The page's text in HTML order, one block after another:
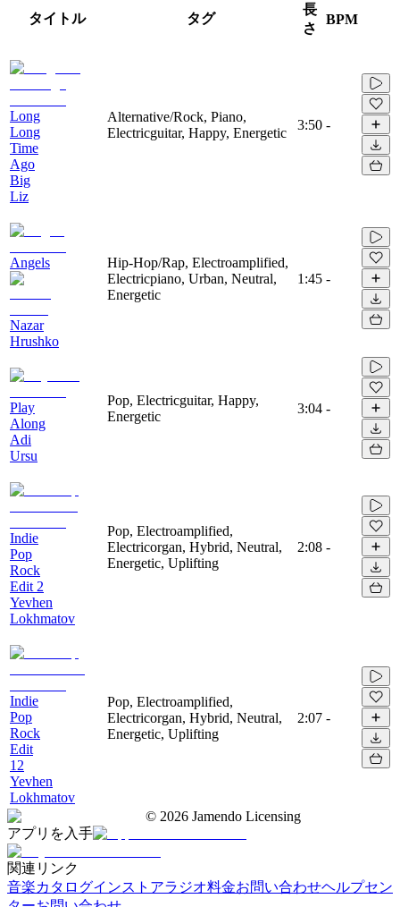
タイトル タグ
長
さ
BPM
Long
Long
Time
Ago
Big
Liz
Alternative/Rock, Piano,
Electricguitar, Happy, Energetic
3:50 -
Angels
Nazar
Hrushko
Hip-Hop/Rap, Electroamplified,
Electricpiano, Urban, Neutral,
Energetic
1:45 -
Play
Along
Adi
Ursu
Pop, Electricguitar, Happy,
Energetic
3:04 -
Indie
Pop
Rock
Edit 2
Yevhen
Lokhmatov
Pop, Electroamplified,
Electricorgan, Hybrid, Neutral,
Energetic, Uplifting
2:08 -
Indie
Pop
Rock
Edit
12
Yevhen
Lokhmatov
Pop, Electroamplified,
Electricorgan, Hybrid, Neutral,
Energetic, Uplifting
2:07 -
© 2026 Jamendo Licensing
アプリを入手
関連リンク
音楽カタログインストアラジオ料金お問い合わせヘルプセン